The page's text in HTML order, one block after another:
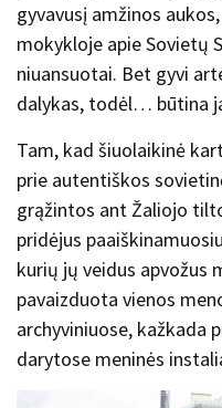
gyvavusį amžinos
mokykloje apie Sovietų
niuansuotai. Bet gyvi
dalykas, todėl… būtina
Tam, kad šiuolaikinė
prie autentiškos
grąžintos ant Žaliojo
pridėjus
kurių jų veidus apvožus
pavaizduota vienos
archyviniuose, kažkada
darytose meninės